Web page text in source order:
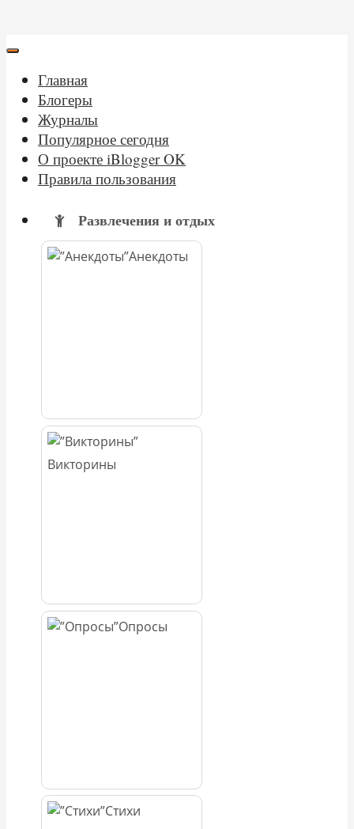
Главная
Блогеры
Журналы
Популярное сегодня
О проекте iBlogger OK
Правила пользования
Развлечения и отдых
Анекдоты
Викторины
Опросы
Стихи